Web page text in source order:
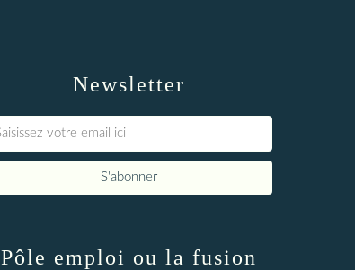
Newsletter
Pôle emploi ou la fusion